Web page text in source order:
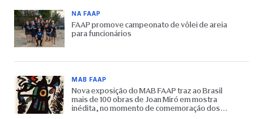
NA FAAP
FAAP promove campeonato de vôlei de areia
para funcionários
MAB FAAP
Nova exposição do MAB FAAP traz ao Brasil
mais de 100 obras de Joan Miró em mostra
inédita, no momento de comemoração dos